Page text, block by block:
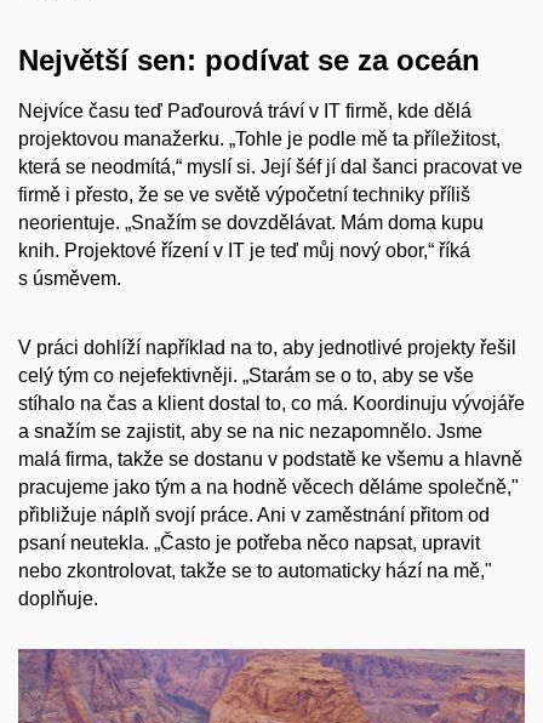
Největší sen: podívat se za oceán
Nejvíce času teď Paďourová tráví v IT firmě, kde dělá
projektovou manažerku. „Tohle je podle mě ta příležitost,
která se neodmítá,“ myslí si. Její šéf jí dal šanci pracovat ve
firmě i přesto, že se ve světě výpočetní techniky příliš
neorientuje. „Snažím se dovzdělávat. Mám doma kupu
knih. Projektové řízení v IT je teď můj nový obor,“ říká
s úsměvem.
V práci dohlíží například na to, aby jednotlivé projekty řešil
celý tým co nejefektivněji. „Starám se o to, aby se vše
stíhalo na čas a klient dostal to, co má. Koordinuju vývojáře
a snažím se zajistit, aby se na nic nezapomnělo. Jsme
malá firma, takže se dostanu v podstatě ke všemu a hlavně
pracujeme jako tým a na hodně věcech děláme společně,"
přibližuje náplň svojí práce. Ani v zaměstnání přitom od
psaní neutekla. „Často je potřeba něco napsat, upravit
nebo zkontrolovat, takže se to automaticky hází na mě,"
doplňuje.